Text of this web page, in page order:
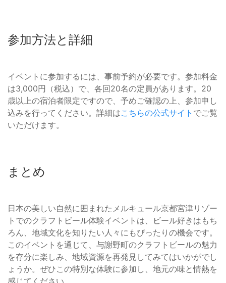
参加方法と詳細
イベントに参加するには、事前予約が必要です。参加料金
は3,000円（税込）で、各回20名の定員があります。20
歳以上の宿泊者限定ですので、予めご確認の上、参加申し
込みを行ってください。詳細はこちらの公式サイト でご覧
いただけます。
まとめ
日本の美しい自然に囲まれたメルキュール京都宮津リゾー
トでのクラフトビール体験イベントは、ビール好きはもち
ろん、地域文化を知りたい人々にもぴったりの機会です。
このイベントを通じて、与謝野町のクラフトビールの魅力
を存分に楽しみ、地域資源を再発見してみてはいかがでし
ょうか。ぜひこの特別な体験に参加し、地元の味と情熱を